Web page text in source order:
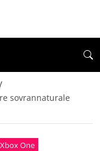
sovrannaturale
Xbox One